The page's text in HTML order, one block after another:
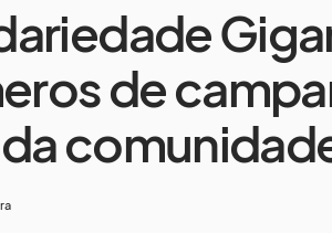
de